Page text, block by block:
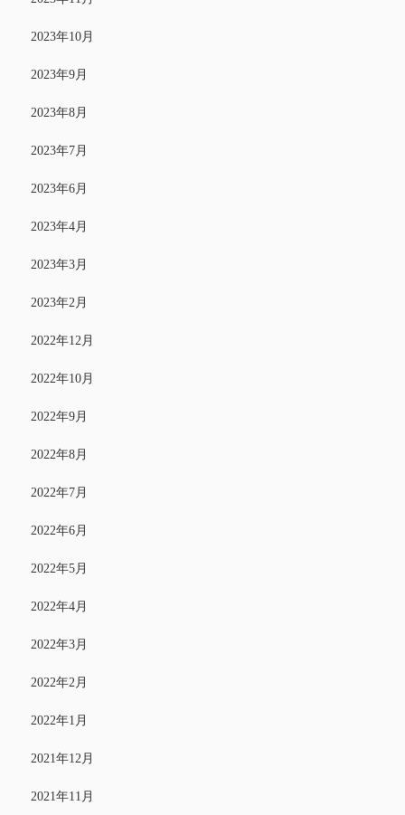
2023年10月
2023年9月
2023年8月
2023年7月
2023年6月
2023年4月
2023年3月
2023年2月
2022年12月
2022年10月
2022年9月
2022年8月
2022年7月
2022年6月
2022年5月
2022年4月
2022年3月
2022年2月
2022年1月
2021年12月
2021年11月